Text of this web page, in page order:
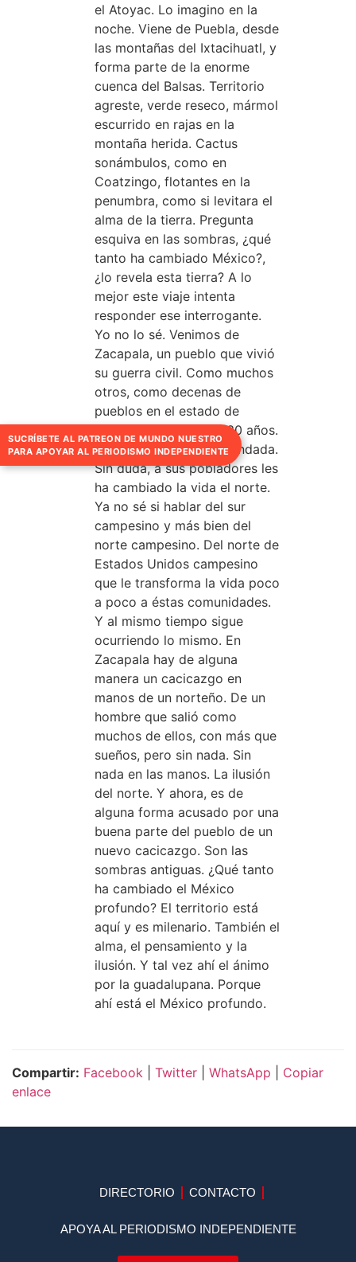
el Atoyac. Lo imagino en la
noche. Viene de Puebla, desde
las montañas del Ixtacihuatl, y
forma parte de la enorme
cuenca del Balsas. Territorio
agreste, verde reseco, mármol
escurrido en rajas en la
montaña herida. Cactus
sonámbulos, como en
Coatzingo, flotantes en la
penumbra, como si levitara el
alma de la tierra. Pregunta
esquiva en las sombras, ¿qué
tanto ha cambiado México?,
¿lo revela esta tierra? A lo
mejor este viaje intenta
responder ese interrogante.
Yo no lo sé. Venimos de
Zacapala, un pueblo que vivió
su guerra civil. Como muchos
otros, como decenas de
pueblos en el estado de
Puebla en los últimos 30 años.
Y el hambre. Y la desbandada.
Sin duda, a sus pobladores les
ha cambiado la vida el norte.
Ya no sé si hablar del sur
campesino y más bien del
norte campesino. Del norte de
Estados Unidos campesino
que le transforma la vida poco
a poco a éstas comunidades.
Y al mismo tiempo sigue
ocurriendo lo mismo. En
Zacapala hay de alguna
manera un cacicazgo en
manos de un norteño. De un
hombre que salió como
muchos de ellos, con más que
sueños, pero sin nada. Sin
nada en las manos. La ilusión
del norte. Y ahora, es de
alguna forma acusado por una
buena parte del pueblo de un
nuevo cacicazgo. Son las
sombras antiguas. ¿Qué tanto
ha cambiado el México
profundo? El territorio está
aquí y es milenario. También el
alma, el pensamiento y la
ilusión. Y tal vez ahí el ánimo
por la guadalupana. Porque
ahí está el México profundo.
Compartir: Facebook Twitter WhatsApp
Copiar
enlace
DIRECTORIO CONTACTO
APOYA AL PERIODISMO INDEPENDIENTE
SUCRÍBETE AL PATREON DE MUNDO NUESTRO
PARA APOYAR AL PERIODISMO INDEPENDIENTE